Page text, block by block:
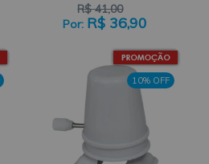
R$ 41,00
R$ 36,90
10% OFF